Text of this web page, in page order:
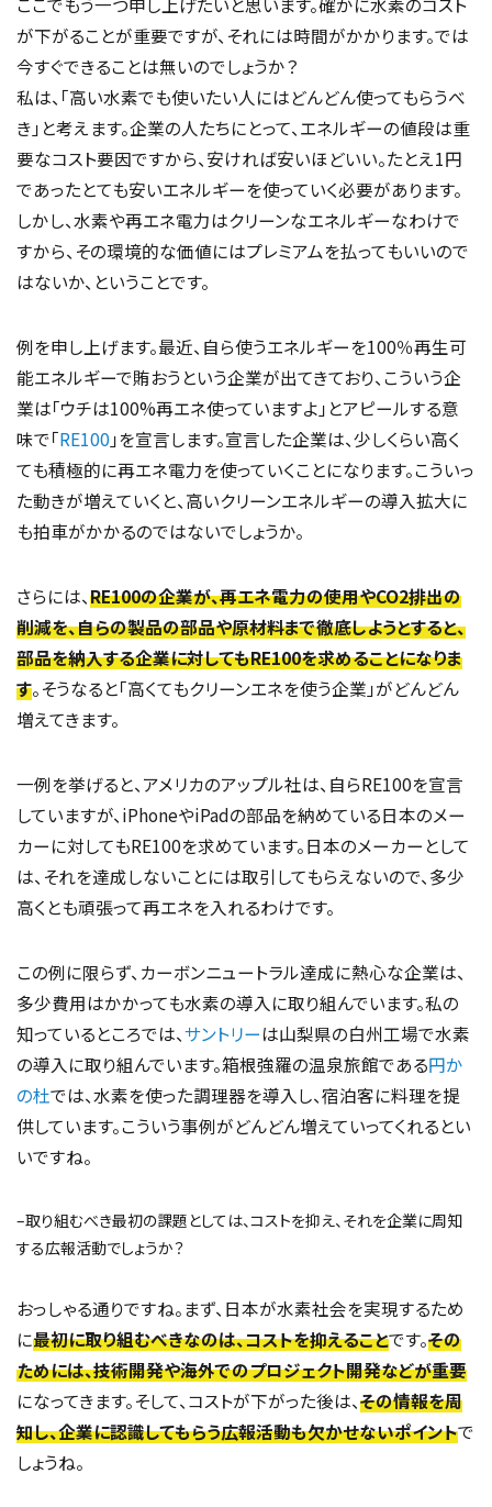
が下がることが重要ですが、それには時間がかかります。では
今すぐできることは無いのでしょうか？
私は、「高い水素でも使いたい人にはどんどん使ってもらうべ
き」と考えます。企業の人たちにとって、エネルギーの値段は重
要なコスト要因ですから、安ければ安いほどいい。たとえ1円
であったとても安いエネルギーを使っていく必要があります。
しかし、水素や再エネ電力はクリーンなエネルギーなわけで
すから、その環境的な価値にはプレミアムを払ってもいいので
はないか、ということです。
例を申し上げます。最近、自ら使うエネルギーを100％再生可
能エネルギーで賄おうという企業が出てきており、こういう企
業は「ウチは100%再エネ使っていますよ」とアピールする意
味で「RE100 」を宣言します。宣言した企業は、少しくらい高く
ても積極的に再エネ電力を使っていくことになります。こういっ
た動きが増えていくと、高いクリーンエネルギーの導入拡大に
も拍車がかかるのではないでしょうか。
さらには、RE100の企業が、再エネ電力の使用やCO2排出の
削減を、自らの製品の部品や原材料まで徹底しようとすると、
部品を納入する企業に対してもRE100を求めることになりま
す。そうなると「高くてもクリーンエネを使う企業」がどんどん
増えてきます。
一例を挙げると、アメリカのアップル社は、自らRE100を宣言
していますが、iPhoneやiPadの部品を納めている日本のメー
カーに対してもRE100を求めています。日本のメーカーとして
は、それを達成しないことには取引してもらえないので、多少
高くとも頑張って再エネを入れるわけです。
この例に限らず、カーボンニュートラル達成に熱心な企業は、
多少費用はかかっても水素の導入に取り組んでいます。私の
知っているところでは、サントリーは山梨県の白州工場で水素
の導入に取り組んでいます。箱根強羅の温泉旅館である円か
の杜では、水素を使った調理器を導入し、宿泊客に料理を提
供しています。こういう事例がどんどん増えていってくれるとい
いですね。
–取り組むべき最初の課題としては、コストを抑え、それを企業に周知
する広報活動でしょうか？
おっしゃる通りですね。まず、日本が水素社会を実現するため
に最初に取り組むべきなのは、コストを抑えることです。その
ためには、技術開発や海外でのプロジェクト開発などが重要
になってきます。そして、コストが下がった後は、その情報を周
知し、企業に認識してもらう広報活動も欠かせないポイントで
しょうね。